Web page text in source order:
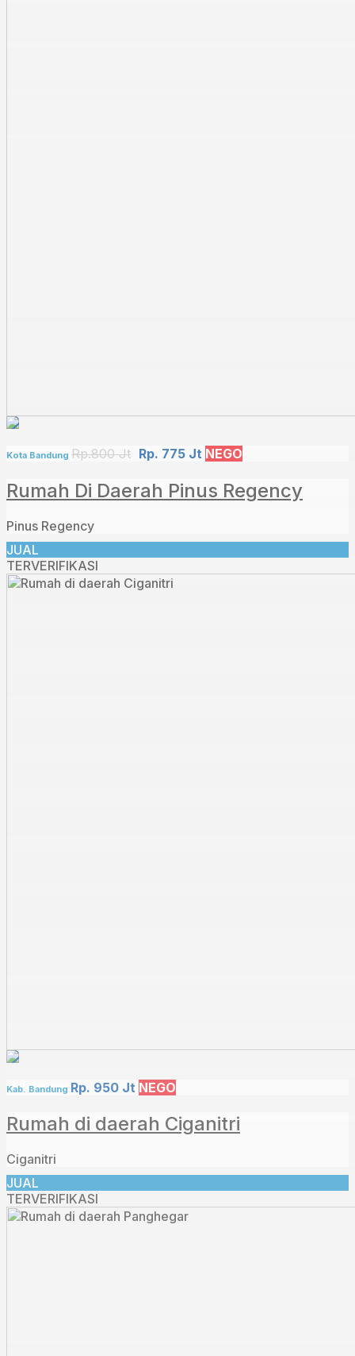
Kota Bandung Rp.800 Jt Rp. 775 Jt NEGO
Rumah Di Daerah Pinus Regency
Pinus Regency
JUAL
TERVERIFIKASI
Kab. Bandung Rp. 950 Jt NEGO
Rumah di daerah Ciganitri
Ciganitri
JUAL
TERVERIFIKASI